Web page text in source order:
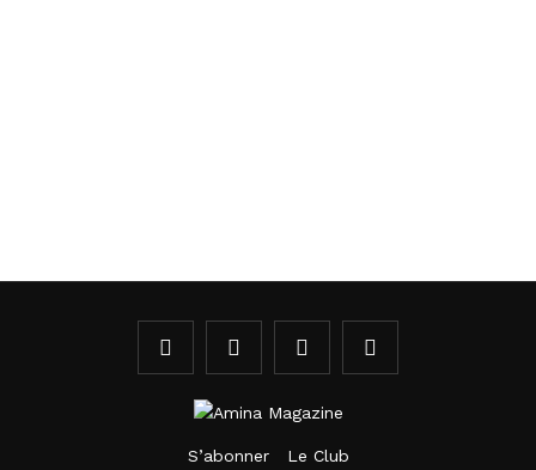
S’abonner Le Club